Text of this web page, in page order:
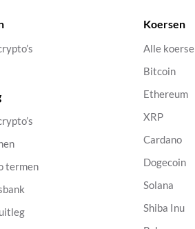
termen
Koersen
Alle
Bitcoin
Ethereum
XRP
Cardano
Dogecoin
Solana
Shiba Inu